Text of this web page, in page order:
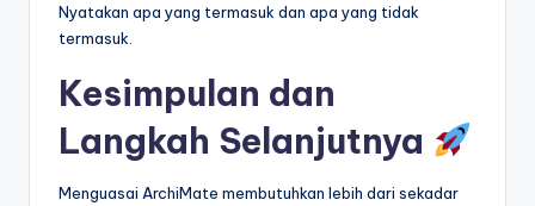
Nyatakan apa yang termasuk dan apa yang tidak
termasuk.
Kesimpulan dan
Langkah Selanjutnya
Menguasai ArchiMate membutuhkan lebih dari sekadar